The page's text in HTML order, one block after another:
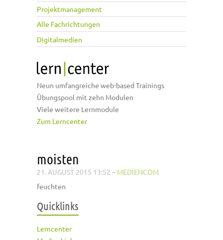
Projektmanagement
Alle Fachrichtungen
Digitalmedien
Neun umfangreiche web-based Trainings
Übungspool mit zehn Modulen
Viele weitere Lernmodule
Zum Lerncenter
moisten
21. AUGUST 2015 13:52 – MEDIENCOM
feuchten
Quicklinks
Lerncenter